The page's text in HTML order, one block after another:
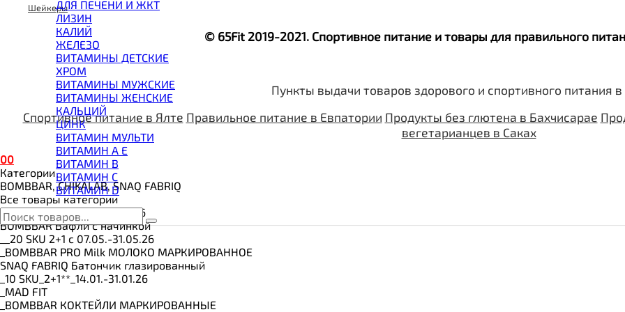
ВОССТАНОВИТЕЛИ
ГЕЙНЕР
ГИАЛУРОНОВАЯ КИСЛОТА
ГЛЮТАМИН
ГУАРАНА
ДЛЯ СУСТАВОВ И СВЯЗОК
ДОБАВКИ ДЛЯ СНА
ЖИРОСЖИГАТЕЛИ
КОЛЛАГЕН
КОЭНЗИМ Q10
КРЕАТИН
ПОЛЕЗНЫЕ ЖИРЫ
ПРОТЕИН
ПРОТЕИНОВОЕ ПЕЧЕНЬЕ
ПРОТЕИНОВЫЕ БАТОНЧИКИ
ПРОТЕИНОВЫЕ КАШИ
ТЕСТОБУСТЕРЫ
ЦИТРУЛЛИН МАЛАТ
ПРЕДТРЕНИРОВОЧНЫЕ КОМПЛЕКСЫ
ЭНЕРГЕТИКИ И ЖИРОСЖИГАТЕЛИ#
ДЛЯ ПЕЧЕНИ И ЖКТ
ЛИЗИН
КАЛИЙ
ЖЕЛЕЗО
ВИТАМИНЫ ДЕТСКИЕ
ХРОМ
ВИТАМИНЫ МУЖСКИЕ
ВИТАМИНЫ ЖЕНСКИЕ
КАЛЬЦИЙ
ЦИНК
ВИТАМИН МУЛЬТИ
ВИТАМИН A E
ВИТАМИН B
ВИТАМИН C
ВИТАМИН D
Шейкеры
© 65Fit 2019-2021. Спортивное питание и товары для правильного
Пункты выдачи товаров здорового и спортивного питания
Спортивное питание в Ялте Правильное питание в Евпатории Продукты без глютена в Бахчисарае
вегетарианцев в Саках
00
Категории
BOMBBAR, CHIKALAB, SNAQ FABRIQ
Все товары категории
__3 SKU 3+1 с 20.07.-31.07.26
BOMBBAR Вафли с начинкой
__20 SKU 2+1 с 07.05.-31.05.26
_BOMBBAR PRO Milk МОЛОКО МАРКИРОВАННОЕ
SNAQ FABRIQ Батончик глазированный
_10 SKU_2+1**_14.01.-31.01.26
_MAD FIT
_BOMBBAR КОКТЕЙЛИ МАРКИРОВАННЫЕ